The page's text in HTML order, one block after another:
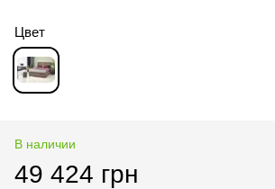
Цвет
В наличии
49 424 грн